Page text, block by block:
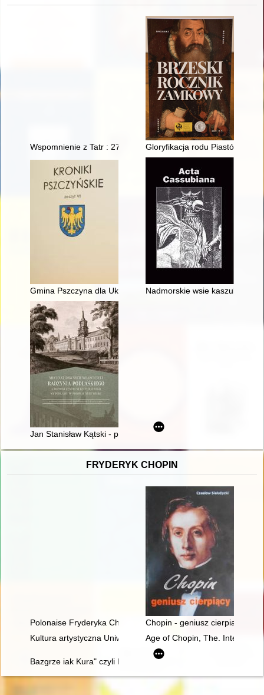
Wspomnienie z Tatr : 27.5.1935Gloryfikacja rodu Piastów oraz
Gmina Pszczyna dla Ukrainy i BuczyNadmorskie wsie kaszubskie
Jan Stanisław Kątski - przykład żołnierza, polityka i literata I
FRYDERYK CHOPIN
Polonaise Fryderyka Chopina. Zagadka inicjalnej figury
Chopin - geniusz cierpiący
Kultura artystyczna Uniwersytetu Warszawskiego. Ars et
Age of Chopin, The.
Bazgrze iak Kura" czyli Fryderyk Chopin i powstańcy